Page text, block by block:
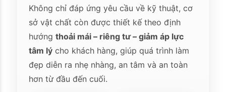
Không chỉ đáp ứng yêu cầu về kỹ thuật, cơ
sở vật chất còn được thiết kế theo định
hướngthoải mái – riêng tư – giảm áp lực
tâm lý cho khách hàng, giúp quá trình làm
đẹp diễn ra nhẹ nhàng, an tâm và an toàn
hơn từ đầu đến cuối.